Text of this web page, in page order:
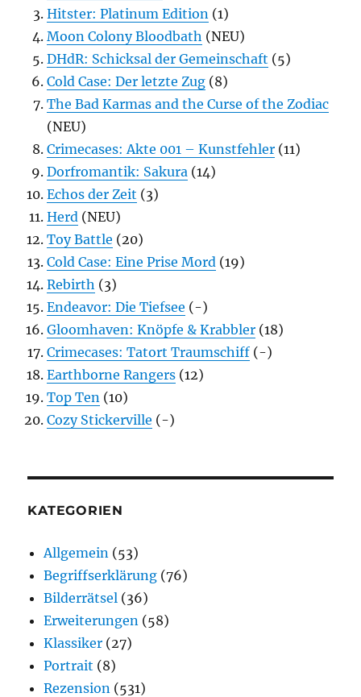
Hitster: Platinum Edition (1)
Moon Colony Bloodbath (NEU)
DHdR: Schicksal der Gemeinschaft (5)
Cold Case: Der letzte Zug (8)
The Bad Karmas and the Curse of the Zodiac
(NEU)
Crimecases: Akte 001 – Kunstfehler (11)
Dorfromantik: Sakura (14)
Echos der Zeit (3)
Herd (NEU)
Toy Battle (20)
Cold Case: Eine Prise Mord (19)
Rebirth (3)
Endeavor: Die Tiefsee (-)
Gloomhaven: Knöpfe & Krabbler (18)
Crimecases: Tatort Traumschiff (-)
Earthborne Rangers (12)
Top Ten (10)
Cozy Stickerville (-)
KATEGORIEN
Allgemein (53)
Begriffserklärung (76)
Bilderrätsel (36)
Erweiterungen (58)
Klassiker (27)
Portrait (8)
Rezension (531)